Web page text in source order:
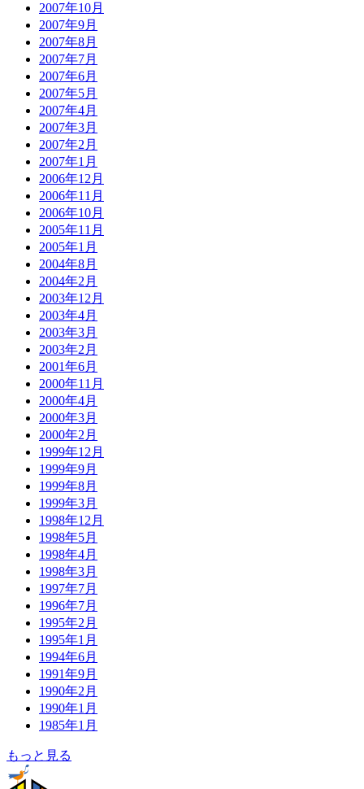
2007年10月
2007年9月
2007年8月
2007年7月
2007年6月
2007年5月
2007年4月
2007年3月
2007年2月
2007年1月
2006年12月
2006年11月
2006年10月
2005年11月
2005年1月
2004年8月
2004年2月
2003年12月
2003年4月
2003年3月
2003年2月
2001年6月
2000年11月
2000年4月
2000年3月
2000年2月
1999年12月
1999年9月
1999年8月
1999年3月
1998年12月
1998年5月
1998年4月
1998年3月
1997年7月
1996年7月
1995年2月
1995年1月
1994年6月
1991年9月
1990年2月
1990年1月
1985年1月
もっと見る